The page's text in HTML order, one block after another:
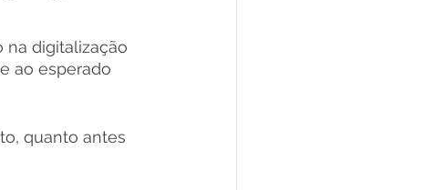
na digitalização
ao esperado
quanto antes